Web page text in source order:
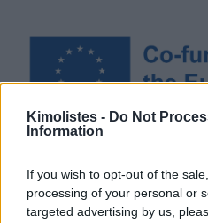
Kimolistes - Do Not
Information
If you wish to opt-out of the
processing of your personal or
targeted advertising by us,